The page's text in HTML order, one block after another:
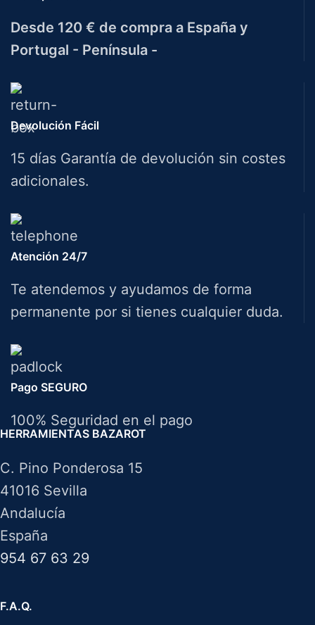
Desde 120 € de compra a España y
Portugal - Península -
Devolución Fácil
15 días Garantía de devolución sin costes
adicionales.
Atención 24/7
Te atendemos y ayudamos de forma
permanente por si tienes cualquier duda.
Pago SEGURO
100% Seguridad en el pago
HERRAMIENTAS BAZAROT
C. Pino Ponderosa 15
41016 Sevilla
Andalucía
España
954 67 63 29
F.A.Q.